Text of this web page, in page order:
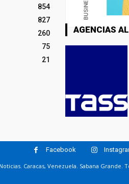
854
827
260
75
21
AGENCIAS
Facebook
Caracas, Venezuela. Sabana Grande.